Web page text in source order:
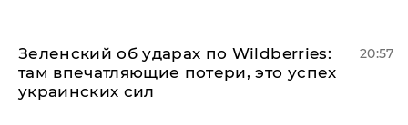
Зеленский об ударах по Wildberries:
там впечатляющие потери, это успех
украинских сил
20:57